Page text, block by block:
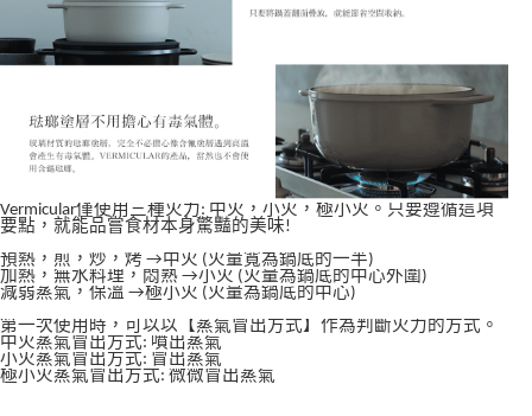
Vermicular僅使用三種火力: 中火，小火，極小火。只要遵循這項
要點，就能品嘗食材本身驚豔的美味!
預熱，煎，炒，烤 →中火 (火量寬為鍋底的一半)
加熱，無水料理，悶熟 →小火 (火量為鍋底的中心外圍)
減弱蒸氣，保溫 →極小火 (火量為鍋底的中心)
第一次使用時，可以以【蒸氣冒出方式】作為判斷火力的方式。
中火蒸氣冒出方式: 噴出蒸氣
小火蒸氣冒出方式: 冒出蒸氣
極小火蒸氣冒出方式: 微微冒出蒸氣